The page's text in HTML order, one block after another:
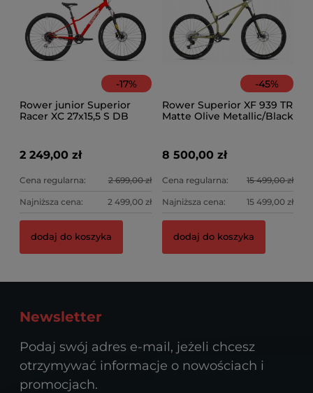
-17%
Rower junior Superior
Racer XC 27x15,5 S DB
2 249,00 zł
Cena regularna: 2 699,00 zł
Najniższa cena: 2 499,00 zł
dodaj do koszyka
-45%
Rower Superior XF 939 TR
Matte Olive Metallic/Black
8 500,00 zł
Cena regularna: 15 499,00 zł
Najniższa cena: 15 499,00 zł
dodaj do koszyka
Newsletter
Podaj swój adres e-mail, jeżeli chcesz
otrzymywać informacje o nowościach i
promocjach.